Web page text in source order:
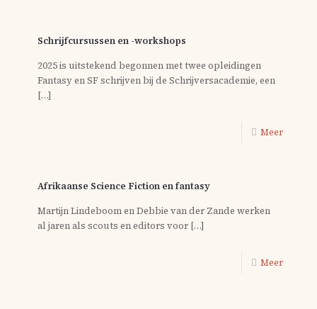
Schrijfcursussen en -workshops
2025 is uitstekend begonnen met twee opleidingen
Fantasy en SF schrijven bij de Schrijversacademie, een
[…]
Meer
Afrikaanse Science Fiction en fantasy
Martijn Lindeboom en Debbie van der Zande werken
al jaren als scouts en editors voor […]
Meer